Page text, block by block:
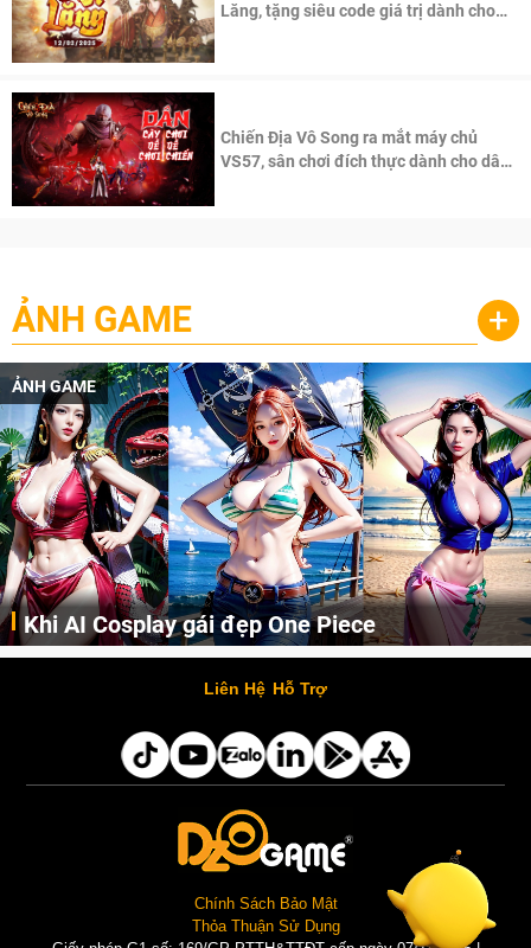
Lăng, tặng siêu code giá trị dành cho
Chiến Địa Vô Song ra mắt máy chủ
VS57, sân chơi đích thực dành cho dân
ẢNH GAME +
ẢNH GAME
Khi AI Cosplay gái đẹp One Piece
Những cô nàng nóng bỏng Boa Hancock, Nico Robin, Nami, Yamato hay Perona được AI vẽ lại dưới hình thức Cosplay cực kỳ chuẩn chỉnh.
Liên Hệ Hỗ Trợ
Chính Sách Bảo Mật
Thỏa Thuận Sử Dụng